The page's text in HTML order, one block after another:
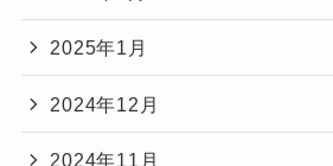
2025年1月
2024年12月
2024年11月